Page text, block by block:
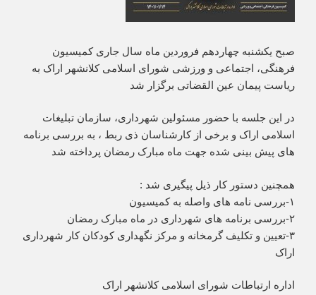
صبح یکشنبه چهاردهم فروردین ماه سال جاری کمیسیون
فرهنگی، اجتماعی و ورزشی شورای اسلامی کلانشهر اراک به
ریاست پیمان عین القضاتی برگزار شد
در این جلسه با حضور مسئولین شهرداری، سازمان تبلیغات
اسلامی اراک و برخی از کارشناسان ذی ربط ، به بررسی برنامه
های پیش بینی شده جهت ماه مبارک رمضان پرداخته شد
همچنین دستور کار ذیل پیگیری شد :
۱-بررسی نامه های واصله به کمیسیون
۲-بررسی برنامه های شهرداری در ماه مبارک رمضان
۳-تعیین و تکلیف گرمخانه و مرکز نگهداری کودکان کار شهرداری
اراک
اداره ارتباطات شورای اسلامی کلانشهر اراک